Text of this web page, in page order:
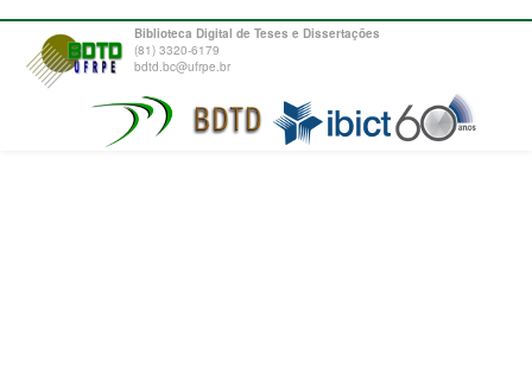
Biblioteca Digital de Teses e Dissertações
(81) 3320-6179
bdtd.bc@ufrpe.br